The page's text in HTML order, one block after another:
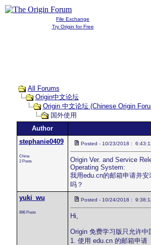
File Exchange
Try Origin for Free
All Forums
Origin中文论坛
Origin 中文论坛 (Chinese Origin
国外使用
Author
stephanie0409
China
2 Posts
Posted - 10/23/2018 :
Origin Ver. and Service
Operating System:
我用edu.cn的邮箱申请并
吗？
yuki_wu
896 Posts
Posted - 10/24/2018 :
Hi,
Origin 免费学习版只允许
1. 使用 edu.cn 的邮箱申请